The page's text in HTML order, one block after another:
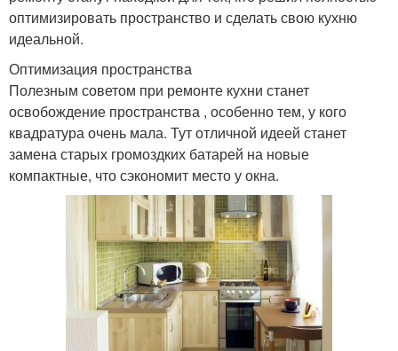
оптимизировать пространство и сделать свою кухню
идеальной.
Оптимизация пространства
Полезным советом при ремонте кухни станет
освобождение пространства , особенно тем, у кого
квадратура очень мала. Тут отличной идеей станет
замена старых громоздких батарей на новые
компактные, что сэкономит место у окна.